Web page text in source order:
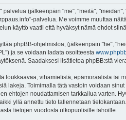
palvelua (jälkeenpäin "me", "meitä",
palvelua. Me voimme muuttaa
käyttö vaatii että hyväksyt nämä ehdot
phpBB-ohjelmistoa, (jälkeenpäin "he",
ja se voidaan ladata osoitteesta
Saadaksesi lisätietoa phpBB:stä
loukkaavaa, vihamielistä, epämoraalista tai
lakeja. Toimimalla tätä vastoin voidaan
ehtojen noudattamisen tarkkailua varten.
yllä annettu tieto tallennetaan
tietojen vuodosta ulkopuolisille tahoille.